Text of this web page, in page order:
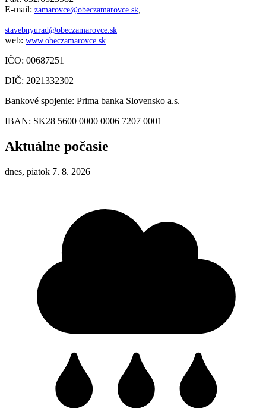
E-mail: zamarovce@obeczamarovce.sk
stavebnyurad@obeczamarovce.sk
web: www.obeczamarovce.sk
IČO: 00687251
DIČ: 2021332302
Bankové spojenie: Prima banka Slovensko a.s.
IBAN: SK28 5600 0000 0006 7207 0001
Aktuálne počasie
dnes, piatok 7. 8. 2026